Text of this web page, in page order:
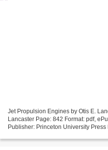
Jet Propulsion Engines by Otis E.
Lancaster Page: 842 Format: pdf,
Publisher: Princeton University